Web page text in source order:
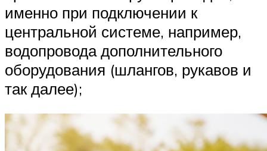
именно при подключении к
центральной системе, например,
водопровода дополнительного
оборудования (шлангов, рукавов и
так далее);